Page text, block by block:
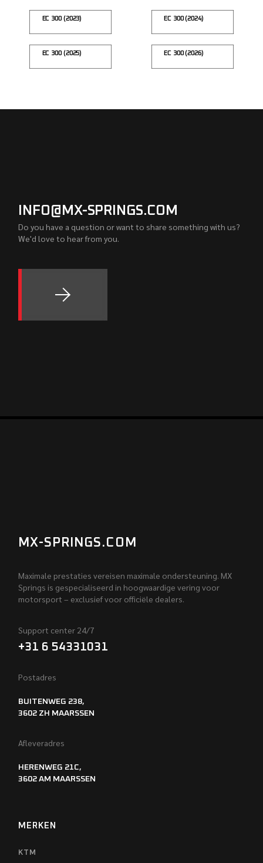
EC 300 (2023) EC 300 (2024)
EC 300 (2025) EC 300 (2026)
INFO@MX-SPRINGS.COM
Do you have a question or want to share something with us?
We'd love to hear from you.
MX-SPRINGS.COM
Maximale prestaties vereisen maximale ondersteuning. MX
Springs is gespecialiseerd in hoogwaardige vering voor
motorsport – exclusief voor officiële dealers.
Support center 24/7
+31 6 54331031
Postadres
BUITENWEG 238,
3602 ZH MAARSSEN
Afleveradres
HERENWEG 21C,
3602 AM MAARSSEN
MERKEN
KTM